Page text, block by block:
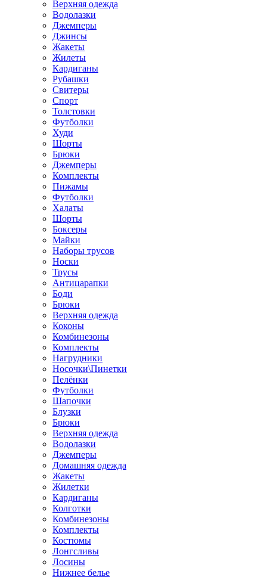
Верхняя одежда
Водолазки
Джемперы
Джинсы
Жакеты
Жилеты
Кардиганы
Рубашки
Свитеры
Спорт
Толстовки
Футболки
Худи
Шорты
Брюки
Джемперы
Комплекты
Пижамы
Футболки
Халаты
Шорты
Боксеры
Майки
Наборы трусов
Носки
Трусы
Антицарапки
Боди
Брюки
Верхняя одежда
Коконы
Комбинезоны
Комплекты
Нагрудники
Носочки\Пинетки
Пелёнки
Футболки
Шапочки
Блузки
Брюки
Верхняя одежда
Водолазки
Джемперы
Домашняя одежда
Жакеты
Жилетки
Кардиганы
Колготки
Комбинезоны
Комплекты
Костюмы
Лонгсливы
Лосины
Нижнее белье